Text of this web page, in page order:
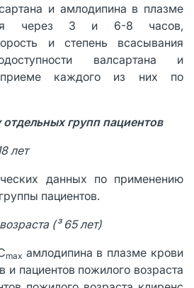
и амлодипина в плазме
через 3 и 6-8 часов,
и степень всасывания
валсартана и
каждого из них по
групп пациентов
лет
данных по применению
пациентов.
(³ 65 лет)
maxамлодипина в плазме крови
и пациентов пожилого возраста